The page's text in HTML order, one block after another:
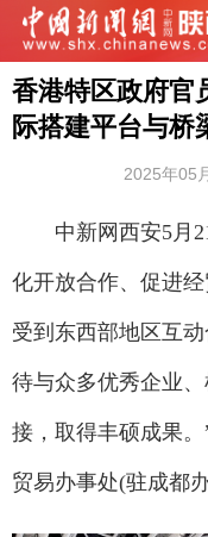
香港特区政府官
际搭建平台与桥
2025年05
中新网西安5月21
化开放合作、促进
受到东西部地区互
待与众多优秀企业
接，取得丰硕成果
贸易办事处(驻成都